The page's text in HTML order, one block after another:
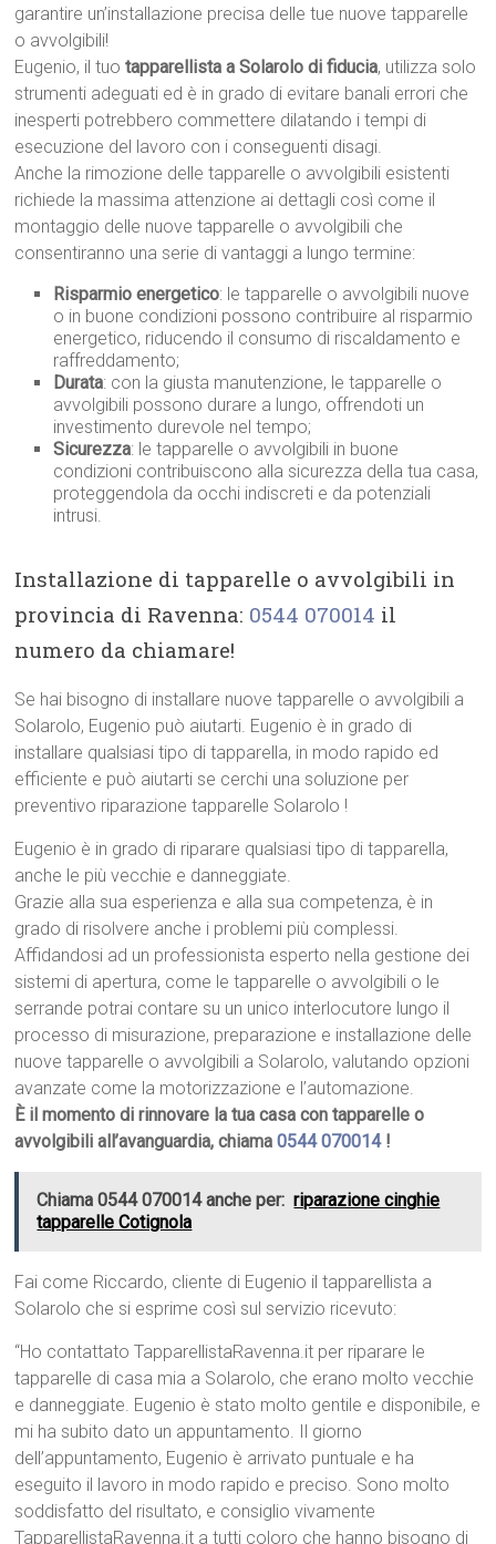
garantire un’installazione precisa delle tue nuove tapparelle
o avvolgibili!
Eugenio, il tuotapparellista a Solarolo di fiducia, utilizza solo
strumenti adeguati ed è in grado di evitare banali errori che
inesperti potrebbero commettere dilatando i tempi di
esecuzione del lavoro con i conseguenti disagi.
Anche la rimozione delle tapparelle o avvolgibili esistenti
richiede la massima attenzione ai dettagli così come il
montaggio delle nuove tapparelle o avvolgibili che
consentiranno una serie di vantaggi a lungo termine:
Risparmio energetico: le tapparelle o avvolgibili nuove
o in buone condizioni possono contribuire al risparmio
energetico, riducendo il consumo di riscaldamento e
raffreddamento;
Durata: con la giusta manutenzione, le tapparelle o
avvolgibili possono durare a lungo, offrendoti un
investimento durevole nel tempo;
Sicurezza: le tapparelle o avvolgibili in buone
condizioni contribuiscono alla sicurezza della tua casa,
proteggendola da occhi indiscreti e da potenziali
intrusi.
Installazione di tapparelle o avvolgibili in
provincia di Ravenna: 0544 070014 il
numero da chiamare!
Se hai bisogno di installare nuove tapparelle o avvolgibili a
Solarolo, Eugenio può aiutarti. Eugenio è in grado di
installare qualsiasi tipo di tapparella, in modo rapido ed
efficiente e può aiutarti se cerchi una soluzione per
preventivo riparazione tapparelle Solarolo !
Eugenio è in grado di riparare qualsiasi tipo di tapparella,
anche le più vecchie e danneggiate.
Grazie alla sua esperienza e alla sua competenza, è in
grado di risolvere anche i problemi più complessi.
Affidandosi ad un professionista esperto nella gestione dei
sistemi di apertura, come le tapparelle o avvolgibili o le
serrande potrai contare su un unico interlocutore lungo il
processo di misurazione, preparazione e installazione delle
nuove tapparelle o avvolgibili a Solarolo, valutando opzioni
avanzate come la motorizzazione e l’automazione.
È il momento di rinnovare la tua casa con tapparelle o
avvolgibili all’avanguardia, chiama0544 070014!
Chiama 0544 070014 anche per: riparazione cinghie
tapparelle Cotignola
Fai come Riccardo, cliente di Eugenio il tapparellista a
Solarolo che si esprime così sul servizio ricevuto:
“Ho contattato TapparellistaRavenna.it per riparare le
tapparelle di casa mia a Solarolo, che erano molto vecchie
e danneggiate. Eugenio è stato molto gentile e disponibile, e
mi ha subito dato un appuntamento. Il giorno
dell’appuntamento, Eugenio è arrivato puntuale e ha
eseguito il lavoro in modo rapido e preciso. Sono molto
soddisfatto del risultato, e consiglio vivamente
TapparellistaRavenna.it a tutti coloro che hanno bisogno di